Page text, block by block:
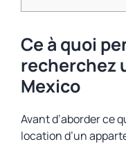
Ce à quoi
recherchez
Mexico
Avant d’aborder ce
location d’un